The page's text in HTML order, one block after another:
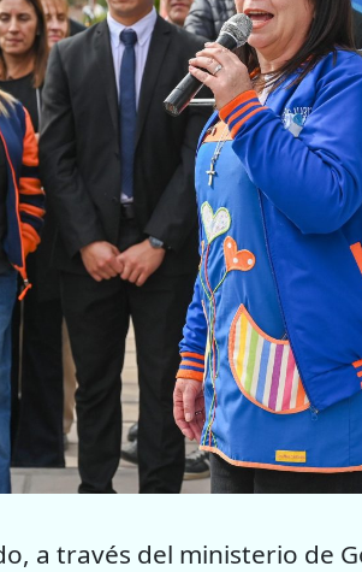
a través del ministerio de